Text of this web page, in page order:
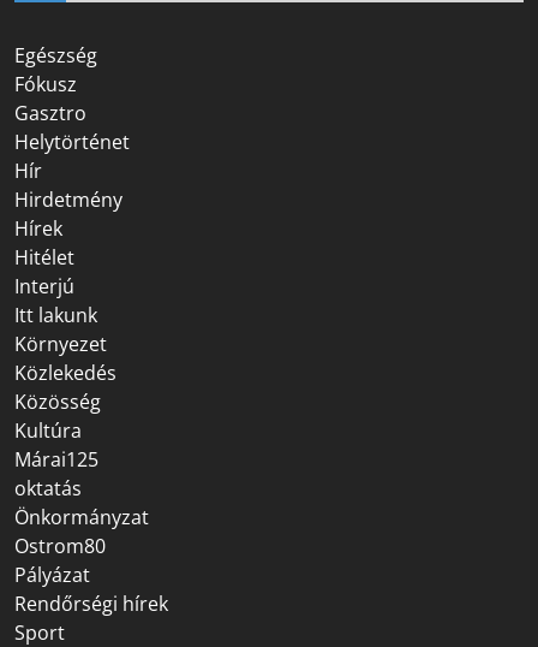
Egészség
Fókusz
Gasztro
Helytörténet
Hír
Hirdetmény
Hírek
Hitélet
Interjú
Itt lakunk
Környezet
Közlekedés
Közösség
Kultúra
Márai125
oktatás
Önkormányzat
Ostrom80
Pályázat
Rendőrségi hírek
Sport